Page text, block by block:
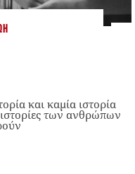
και καμία ιστορία
των ανθρώπων